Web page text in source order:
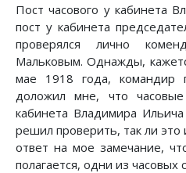
Пост часового у кабинета
пост у кабинета
проверялся лично
Мальковым. Однажды,
мае 1918 года, командир
доложил мне, что
кабинета Владимира
решил проверить, так ли это
ответ на мое замечание,
полагается, одни из часовых